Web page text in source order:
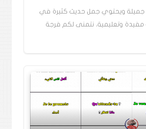
ويحتوي جمل حديث كثيرة في
مفيدة وتعليمية، نتمنى لكم فرجة